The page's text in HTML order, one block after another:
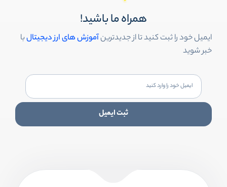
همراه ما باشید!
ایمیل خود را ثبت کنید تا از جدیدترینآموزش های ارز دیجیتالبا
خبر شوید
ثبت ایمیل